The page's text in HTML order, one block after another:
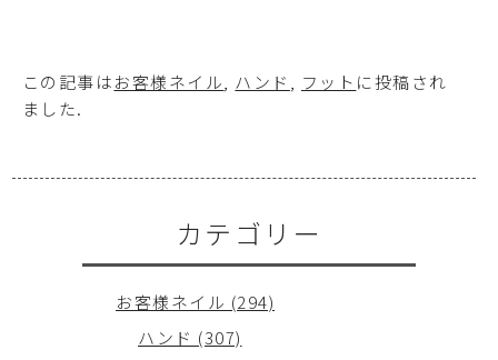
この記事はお客様ネイル, ハンド , フット に投稿され
ました.
カテゴリー
お客様ネイル (294)
ハンド (307)